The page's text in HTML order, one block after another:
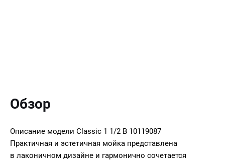
Обзор
Описание модели Classic 1 1/2 B 10119087
Практичная и эстетичная мойка представлена
в лаконичном дизайне и гармонично сочетается